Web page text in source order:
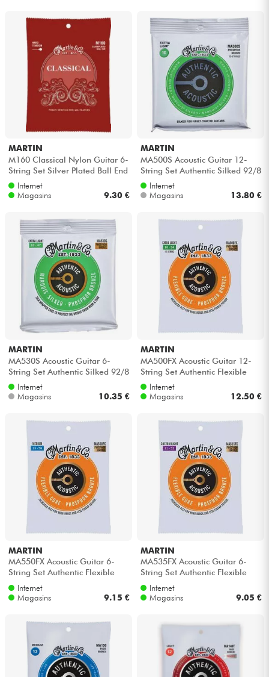
MARTIN
M160 Classical Nylon Guitar 6-
String Set Silver Plated Ball End
Hard Tension
Internet
Magasins
9.30 €
MARTIN
MA500S Acoustic Guitar 12-
String Set Authentic Silked 92/8
Phosphor Bronze 10-47 - Jeu ...
Internet
Magasins
13.80 €
MARTIN
MA530S Acoustic Guitar 6-
String Set Authentic Silked 92/8
Phosphor Bronze 10-47 - Jeu
d...
Internet
Magasins
10.35 €
MARTIN
MA500FX Acoustic Guitar 12-
String Set Authentic Flexible
Core Phosphor Bronze 10-54 -
J...
Internet
Magasins
12.50 €
MARTIN
MA550FX Acoustic Guitar 6-
String Set Authentic Flexible
Core Phosphor Bronze 13-56 -
Je...
Internet
Magasins
9.15 €
MARTIN
MA535FX Acoustic Guitar 6-
String Set Authentic Flexible
Core Phosphor Bronze 11-52 -
Je...
Internet
Magasins
9.05 €